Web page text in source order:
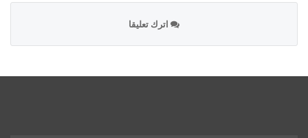
اترك تعليقا